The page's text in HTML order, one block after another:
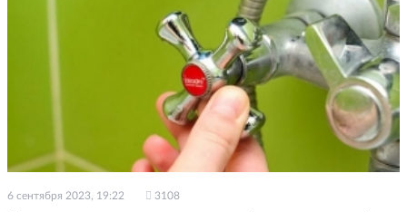
6 сентября 2023, 19:22 3108